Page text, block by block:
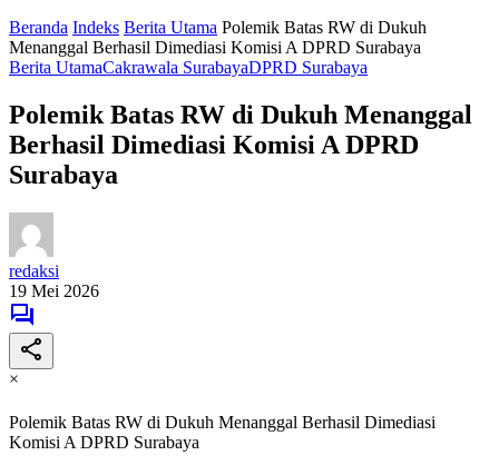
Beranda Indeks Berita Utama Polemik Batas RW di Dukuh
Menanggal Berhasil Dimediasi Komisi A DPRD Surabaya
Berita UtamaCakrawala SurabayaDPRD Surabaya
Polemik Batas RW di Dukuh Menanggal
Berhasil Dimediasi Komisi A DPRD
Surabaya
redaksi
19 Mei 2026
×
Polemik Batas RW di Dukuh Menanggal Berhasil Dimediasi
Komisi A DPRD Surabaya